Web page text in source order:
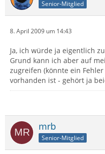
Senior-Mitglied
8. April 2009 um 14:43
Ja, ich würde ja eigentlich
Grund kann ich aber auf
zugreifen (könnte ein
vorhanden ist - gehört ja
mrb
Senior-Mitglied